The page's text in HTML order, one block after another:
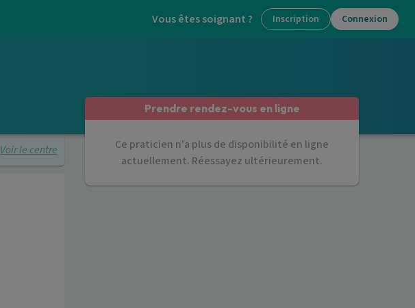
Vous êtes soignant ? Inscription Connexion
Voir le centre
Prendre rendez-vous en ligne
Ce praticien n'a plus de disponibilité en ligne
actuellement. Réessayez ultérieurement.